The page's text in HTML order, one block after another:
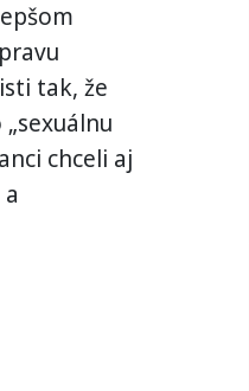
tak, že
chceli aj